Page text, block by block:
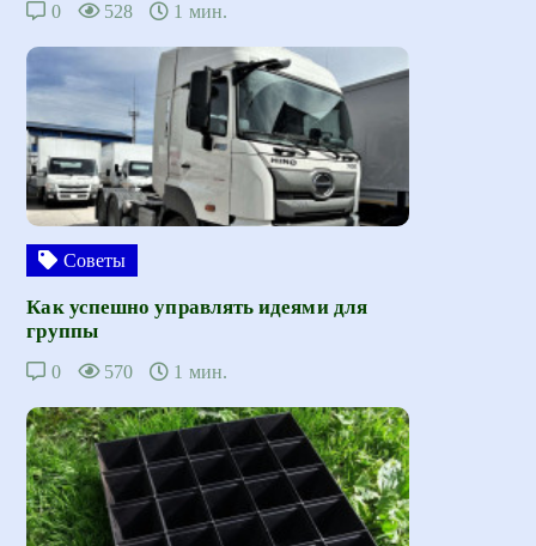
0 528 1 мин.
Советы
Как успешно управлять идеями для
группы
0 570 1 мин.